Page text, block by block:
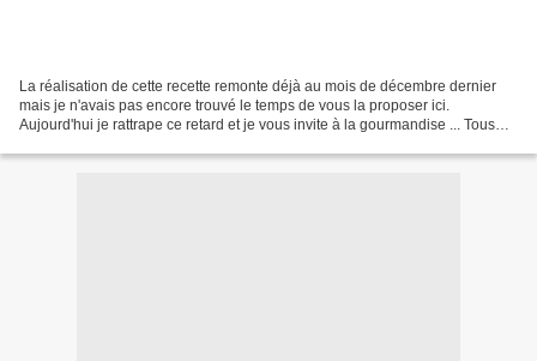
La réalisation de cette recette remonte déjà au mois de décembre dernier
mais je n'avais pas encore trouvé le temps de vous la proposer ici.
Aujourd'hui je rattrape ce retard et je vous invite à la gourmandise ... Tous